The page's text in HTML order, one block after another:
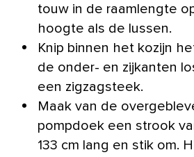
touw in de raamlengte
hoogte als de lussen.
Knip binnen het kozijn
de onder- en zijkanten
een zigzagsteek.
Maak van de
pompdoek een strook
133 cm lang en stik om.